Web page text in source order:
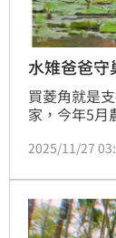
水雉爸爸
買菱角就是
家，今年5月
莕菜、菱角
住，還留下1
復育方向是
呼籲大家，
2025/11/27